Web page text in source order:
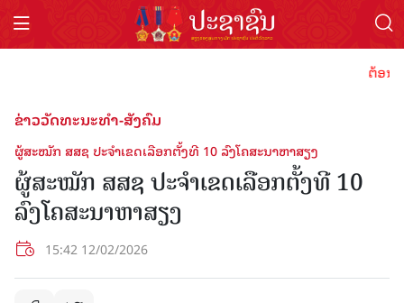
ຕ້ອນຮັບ
ຂ່າວວັດທະນະທຳ-ສັງຄົມ
ຜູ້ສະໝັກ ສສຊ ປະຈຳເຂດເລືອກຕັ້ງທີ 10 ລົງໂຄສະນາຫາສຽງ
ຜູ້ສະໝັກ ສສຊ ປະຈຳເຂດເລືອກຕັ້ງທີ 10
ລົງໂຄສະນາຫາສຽງ
15:42 12/02/2026